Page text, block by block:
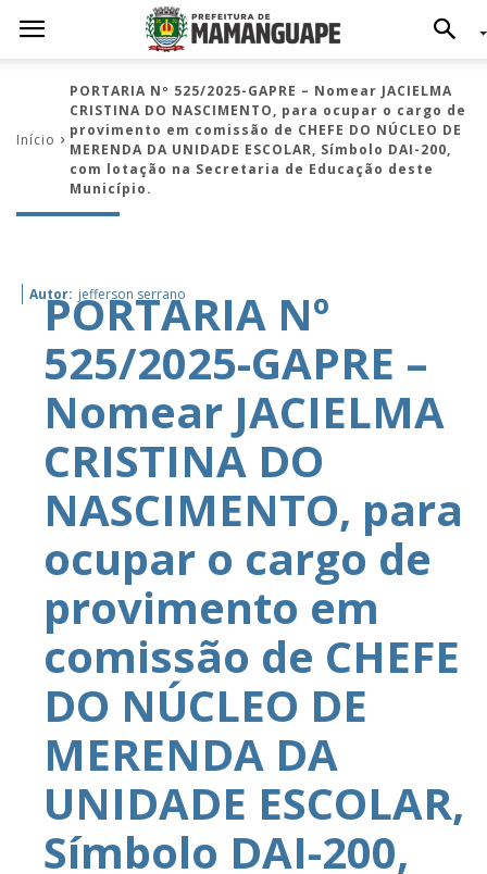
Início
PORTARIA Nº 525/2025-GAPRE – Nomear JACIELMA
CRISTINA DO NASCIMENTO, para ocupar o cargo de
provimento em comissão de CHEFE DO NÚCLEO DE
MERENDA DA UNIDADE ESCOLAR, Símbolo DAI-200,
com lotação na Secretaria de Educação deste
Município.
Autor: jefferson serrano
PORTARIA Nº
525/2025-GAPRE –
Nomear JACIELMA
CRISTINA DO
NASCIMENTO, para
ocupar o cargo de
provimento em
comissão de CHEFE
DO NÚCLEO DE
MERENDA DA
UNIDADE ESCOLAR,
Símbolo DAI-200,